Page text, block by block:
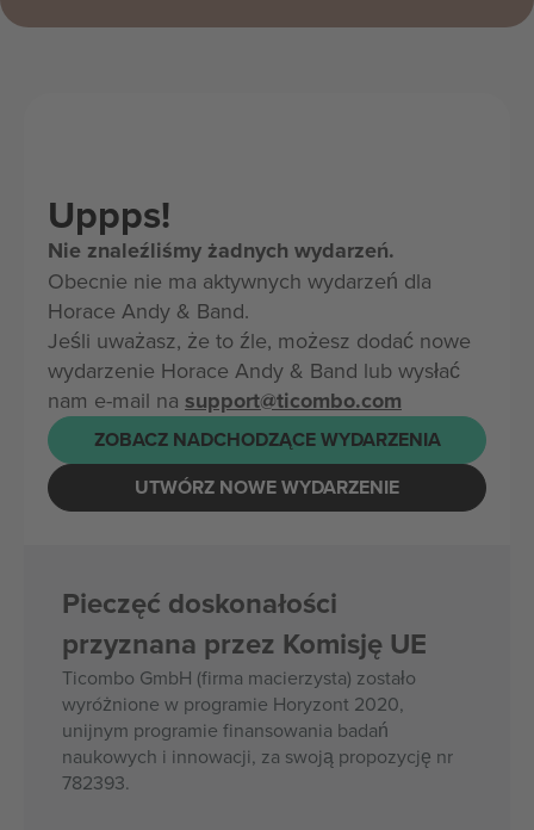
Uppps!
Nie znaleźliśmy żadnych wydarzeń.
Obecnie nie ma aktywnych wydarzeń dla
Horace Andy & Band.
Jeśli uważasz, że to źle, możesz dodać nowe
wydarzenie Horace Andy & Band lub wysłać
nam e-mail na support@ticombo.com
ZOBACZ NADCHODZĄCE WYDARZENIA
UTWÓRZ NOWE WYDARZENIE
Pieczęć doskonałości
przyznana przez Komisję UE
Ticombo GmbH (firma macierzysta) zostało
wyróżnione w programie Horyzont 2020,
unijnym programie finansowania badań
naukowych i innowacji, za swoją propozycję nr
782393.